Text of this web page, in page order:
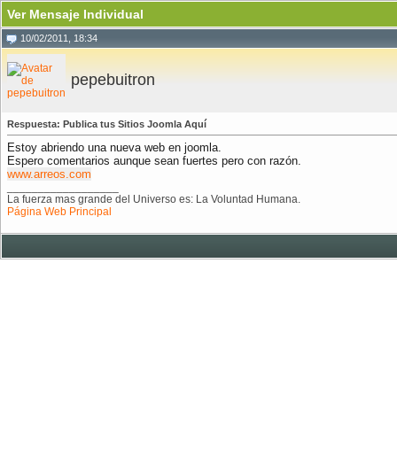
Ver Mensaje Individual
10/02/2011, 18:34
pepebuitron
Respuesta: Publica tus Sitios Joomla Aquí
Estoy abriendo una nueva web en joomla.
Espero comentarios aunque sean fuertes pero con razón.
www.arreos.com
La fuerza mas grande del Universo es: La Voluntad Humana.
Página Web Principal